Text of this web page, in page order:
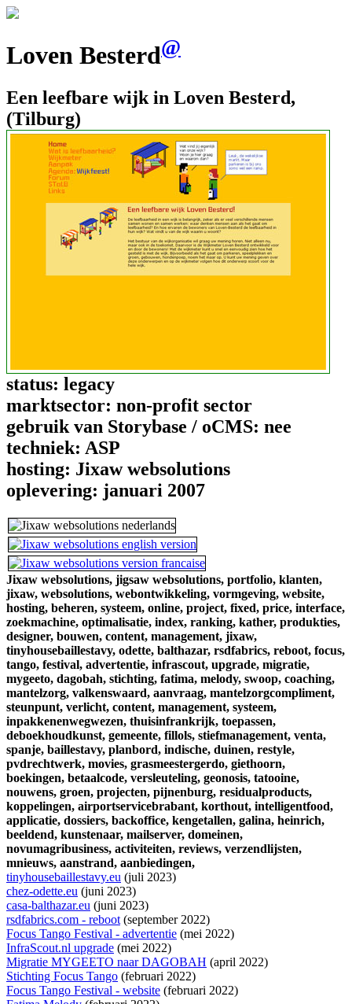
Loven Besterd@
Een leefbare wijk in Loven Besterd,
(Tilburg)
status: legacy
marktsector: non-profit sector
gebruik van Storybase / oCMS: nee
techniek: ASP
hosting: Jixaw websolutions
oplevering: januari 2007
Jixaw websolutions, jigsaw websolutions, portfolio, klanten,
jixaw, websolutions, webontwikkeling, vormgeving, website,
hosting, beheren, systeem, online, project, fixed, price, interface,
zoekmachine, optimalisatie, index, ranking, kather, produkties,
designer, bouwen, content, management, jixaw,
tinyhousebaillestavy, odette, balthazar, rsdfabrics, reboot, focus,
tango, festival, advertentie, infrascout, upgrade, migratie,
mygeeto, dagobah, stichting, fatima, melody, swoop, coaching,
mantelzorg, valkenswaard, aanvraag, mantelzorgcompliment,
steunpunt, verlicht, content, management, systeem,
inpakkenenwegwezen, thuisinfrankrijk, toepassen,
deboekhoudkunst, gemeente, fillols, stiefmanagement, venta,
spanje, baillestavy, planbord, indische, duinen, restyle,
pvdrechtwerk, movies, grasmeestergerdo, giethoorn,
boekingen, betaalcode, versleuteling, geonosis, tatooine,
nouwens, groen, projecten, pijnenburg, residualproducts,
koppelingen, airportservicebrabant, korthout, intelligentfood,
applicatie, dossiers, backoffice, kengetallen, galina, heinrich,
beeldend, kunstenaar, mailserver, domeinen,
novumagribusiness, activiteiten, reviews, verzendlijsten,
mnieuws, aanstrand, aanbiedingen,
tinyhousebaillestavy.eu (juli 2023)
chez-odette.eu (juni 2023)
casa-balthazar.eu (juni 2023)
rsdfabrics.com - reboot(september 2022)
Focus Tango Festival - advertentie (mei 2022)
InfraScout.nl upgrade (mei 2022)
Migratie MYGEETO naar DAGOBAH (april 2022)
Stichting Focus Tango (februari 2022)
Focus Tango Festival - website (februari 2022)